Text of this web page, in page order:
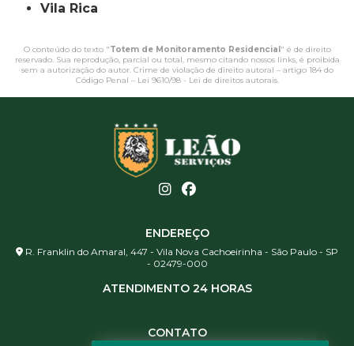
Vila Rica
O conteúdo do texto "Totem de Monitoramento Residencial " é de direito
reservado. Sua reprodução, parcial ou total, mesmo citando nossos links, é proibida
sem a autorização do autor. Crime de violação de direito autoral – artigo 184 do
Código Penal – Lei 9610/98 - Lei de direitos autorais.
ENDEREÇO
R. Franklin do Amaral, 447 - Vila Nova Cachoeirinha - São Paulo - SP
- 02479-000
ATENDIMENTO 24 HORAS
CONTATO